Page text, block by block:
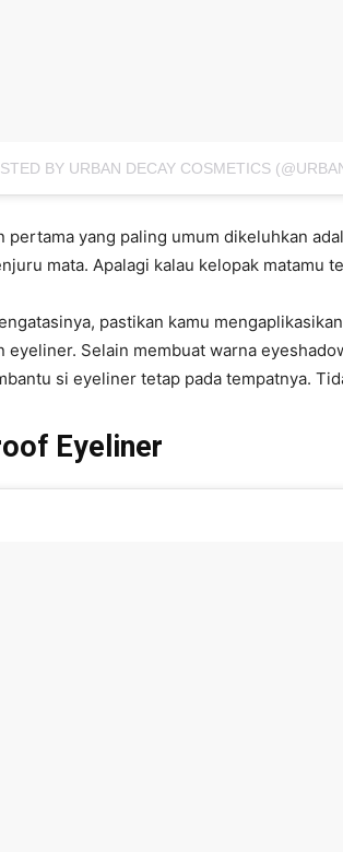
BY URBAN DECAY COSMETICS
pertama yang paling umum dikeluhkan
mata. Apalagi kalau kelopak matamu
pastikan kamu
eyeliner. Selain membuat warna
si eyeliner tetap pada tempatnya.
Eyeliner